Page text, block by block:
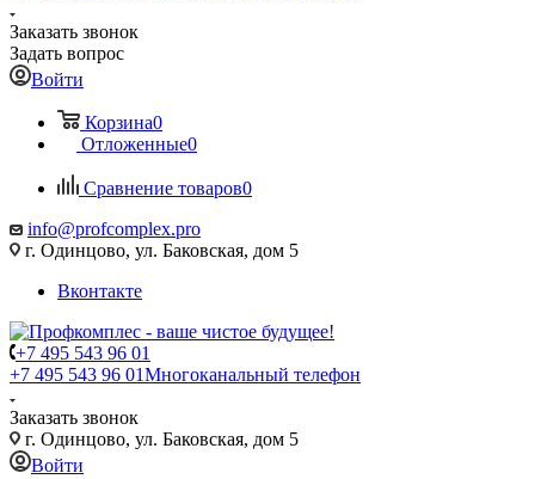
Заказать звонок
Задать вопрос
Войти
Корзина0
Отложенные0
Сравнение товаров0
info@profcomplex.pro
г. Одинцово, ул. Баковская, дом 5
Вконтакте
+7 495 543 96 01
+7 495 543 96 01Многоканальный телефон
Заказать звонок
г. Одинцово, ул. Баковская, дом 5
Войти